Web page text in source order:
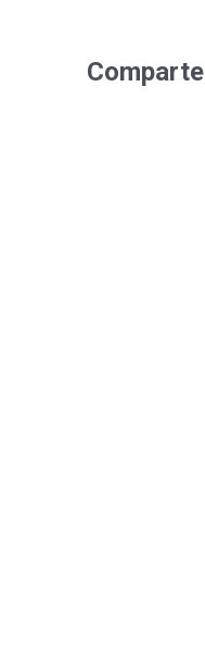
Comparte